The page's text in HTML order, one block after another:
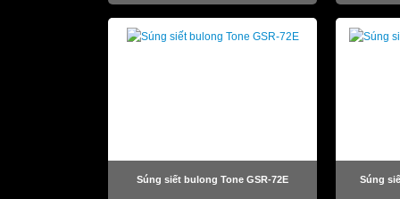
Súng siết bulong Tone GSR-72E Súng